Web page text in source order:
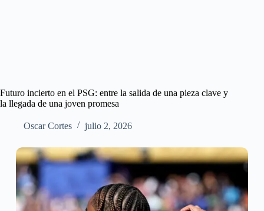
Futuro incierto en el PSG: entre la salida de una pieza clave y
la llegada de una joven promesa
Oscar Cortes julio 2, 2026